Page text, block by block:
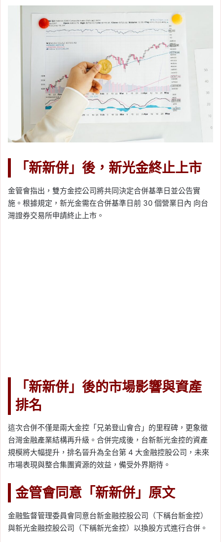
「新新併」後，新光金終止上市
金管會指出，雙方金控公司將共同決定合併基準日並公告實
施。根據規定，新光金需在合併基準日前 30 個營業日內 向台
灣證券交易所申請終止上市。
「新新併」後的市場影響與資產
排名
這次合併不僅是兩大金控「兄弟登山會合」的里程碑，更象徵
台灣金融產業結構再升級。合併完成後，台新新光金控的資產
規模將大幅提升，排名晉升為全台第 4 大金融控股公司，未來
市場表現與整合集團資源的效益，備受外界期待。
金管會同意「新新併」原文
金融監督管理委員會同意台新金融控股公司（下稱台新金控）
與新光金融控股公司（下稱新光金控）以換股方式進行合併。